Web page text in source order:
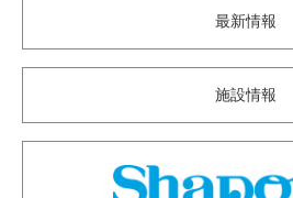
最新情報
施設情報